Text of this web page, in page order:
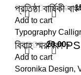
180.00৳
Add to cart
প্রতিষ্ঠা বার্ষিকী
Typography
20.00৳
Add to cart
বিবাহ স্মরণিকা
Soronika Design,